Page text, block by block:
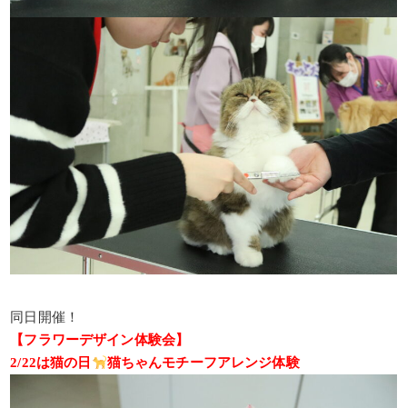
同日開催！
【フラワーデザイン体験会】
2/22は猫の日
猫ちゃんモチーフアレンジ体験